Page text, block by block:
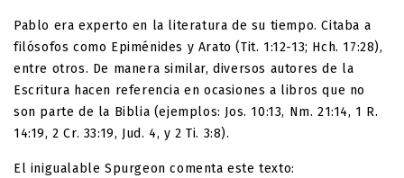
Pablo era experto en la literatura de su tiempo. Citaba a
filósofos como Epiménides y Arato (Tit. 1:12-13; Hch. 17:28),
entre otros. De manera similar, diversos autores de la
Escritura hacen referencia en ocasiones a libros que no
son parte de la Biblia (ejemplos: Jos. 10:13, Nm. 21:14, 1 R.
14:19, 2 Cr. 33:19, Jud. 4, y 2 Ti. 3:8).
El inigualable Spurgeon comenta este texto: